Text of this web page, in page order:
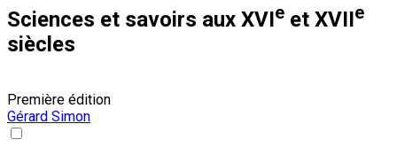
Sciences et savoirs aux XVIe et XVIIe
siècles
Première édition
Gérard Simon